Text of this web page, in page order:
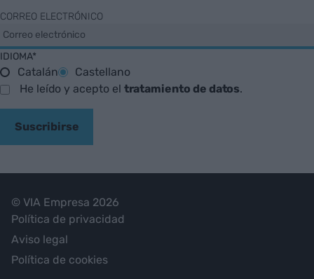
CORREO ELECTRÓNICO
IDIOMA*
Catalán
Castellano
He leído y acepto el tratamiento de datos.
Suscribirse
© VIA Empresa 2026
Política de privacidad
Aviso legal
Política de cookies